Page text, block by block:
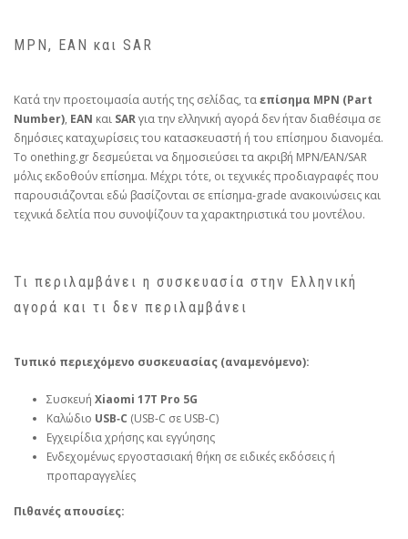
MPN, EAN και SAR
Κατά την προετοιμασία αυτής της σελίδας, ταεπίσημα MPN (Part
Number), EAN και SARγια την ελληνική αγορά δεν ήταν διαθέσιμα σε
δημόσιες καταχωρίσεις του κατασκευαστή ή του επίσημου διανομέα.
Το onething.gr δεσμεύεται να δημοσιεύσει τα ακριβή MPN/EAN/SAR
μόλις εκδοθούν επίσημα. Μέχρι τότε, οι τεχνικές προδιαγραφές που
παρουσιάζονται εδώ βασίζονται σε επίσημα‑grade ανακοινώσεις και
τεχνικά δελτία που συνοψίζουν τα χαρακτηριστικά του μοντέλου.
Τι περιλαμβάνει η συσκευασία στην Ελληνική
αγορά και τι δεν περιλαμβάνει
Τυπικό περιεχόμενο συσκευασίας (αναμενόμενο):
Συσκευή Xiaomi 17T Pro 5G
Καλώδιο USB‑C (USB‑C σε USB‑C)
Εγχειρίδια χρήσης και εγγύησης
Ενδεχομένως εργοστασιακή θήκη σε ειδικές εκδόσεις ή
προπαραγγελίες
Πιθανές απουσίες: